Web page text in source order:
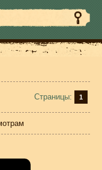
Страницы: 1